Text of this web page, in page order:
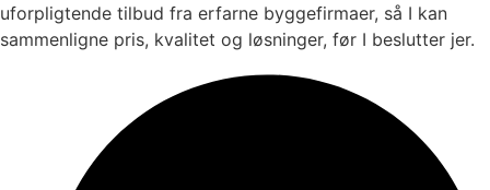
uforpligtende tilbud fra erfarne byggefirmaer, så I kan
sammenligne pris, kvalitet og løsninger, før I beslutter jer.